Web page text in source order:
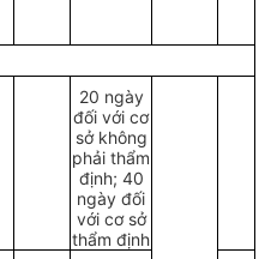
20 ngày
đối với cơ
sở không
phải thẩm
định; 40
ngày đối
với cơ sở
thẩm định